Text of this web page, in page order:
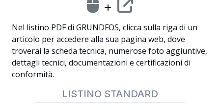
Nel listino PDF di GRUNDFOS, clicca sulla riga di un
articolo per accedere alla sua pagina web, dove
troverai la scheda tecnica, numerose foto aggiuntive,
dettagli tecnici, documentazioni e certificazioni di
conformità.
LISTINO STANDARD